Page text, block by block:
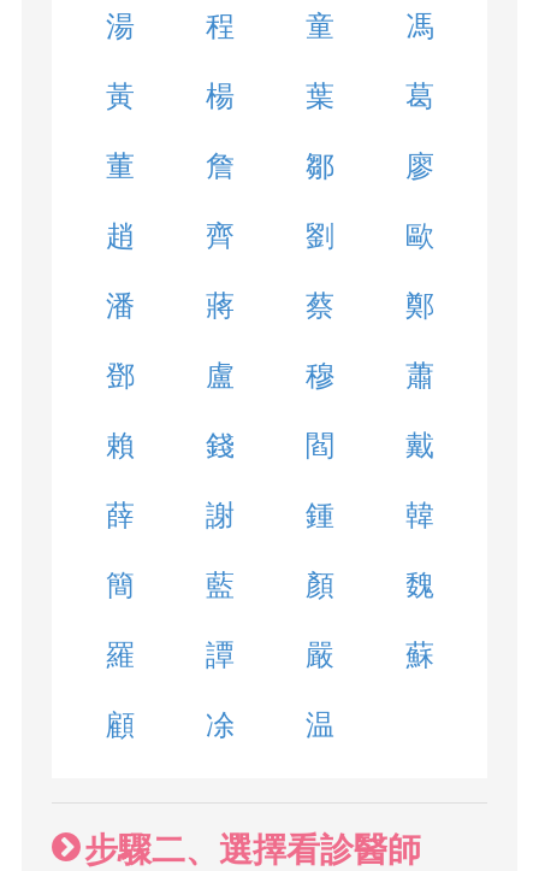
湯 程 童 馮
黃 楊 葉 葛
董 詹 鄒 廖
趙 齊 劉 歐
潘 蔣 蔡 鄭
鄧 盧 穆 蕭
賴 錢 閻 戴
薛 謝 鍾 韓
簡 藍 顏 魏
羅 譚 嚴 蘇
顧 凃 温
步驟二、選擇看診醫師